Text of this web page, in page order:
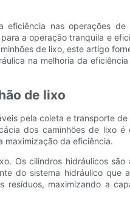
nas operações
a operação tranquila e
de lixo, este artigo
na melhoria da
de lixo
​​​​pela coleta e transporte
dos caminhões de lixo é
maximização da eficiência.
Os cilindros hidráulicos são
do sistema hidráulico que
resíduos, maximizando a